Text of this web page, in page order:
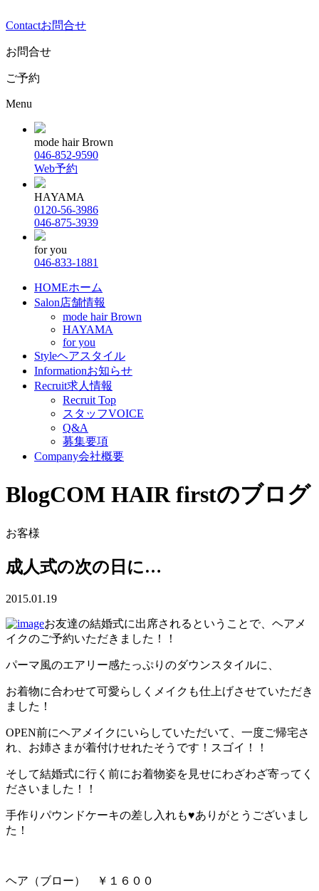
Contactお問合せ
お問合せ
ご予約
Menu
mode hair Brown
046-852-9590
Web予約
HAYAMA
0120-56-3986
046-875-3939
for you
046-833-1881
HOMEホーム
Salon店舗情報
mode hair Brown
HAYAMA
for you
Styleヘアスタイル
Informationお知らせ
Recruit求人情報
Recruit Top
スタッフVOICE
Q&A
募集要項
Company会社概要
BlogCOM HAIR firstのブログ
お客様
成人式の次の日に…
2015.01.19
お友達の結婚式に出席されるということで、ヘアメ
イクのご予約いただきました！！
パーマ風のエアリー感たっぷりのダウンスタイルに、
お着物に合わせて可愛らしくメイクも仕上げさせていただき
ました！
OPEN前にヘアメイクにいらしていただいて、一度ご帰宅さ
れ、お姉さまが着付けせれたそうです！スゴイ！！
そして結婚式に行く前にお着物姿を見せにわざわざ寄ってく
ださいました！！
手作りパウンドケーキの差し入れも♥ありがとうございまし
た！
ヘア（ブロー） ￥１６００